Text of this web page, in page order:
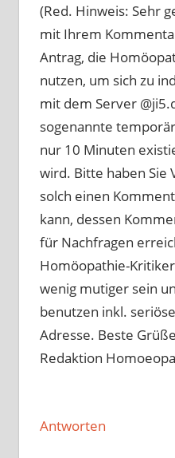
(Red. Hinweis: Sehr
mit Ihrem
Antrag, die
nutzen, um sich zu
mit dem Server
sogenannte
nur 10 Minuten
wird. Bitte haben Sie
solch einen
kann, dessen
für Nachfragen
Homöopathie-
wenig mutiger sein
benutzen inkl.
Adresse. Beste
Redaktion
Antworten